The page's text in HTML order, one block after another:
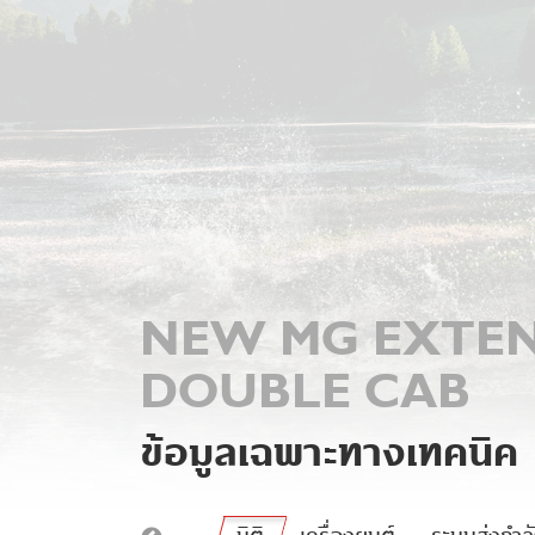
NEW MG
DOUBLE CAB
ข้อมูลเฉพาะทางเทคนิค